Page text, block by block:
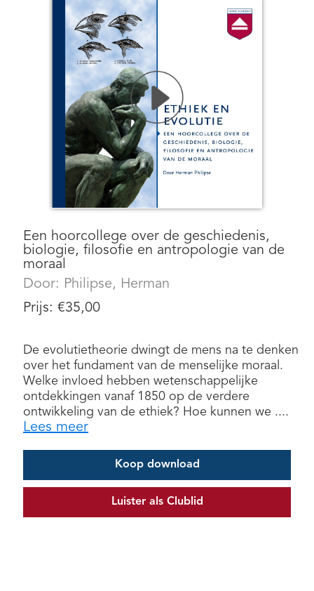
Een hoorcollege over de geschiedenis,
biologie, filosofie en antropologie van de
moraal
Door: Philipse, Herman
Prijs: €35,00
De evolutietheorie dwingt de mens na te denken
over het fundament van de menselijke moraal.
Welke invloed hebben wetenschappelijke
ontdekkingen vanaf 1850 op de verdere
ontwikkeling van de ethiek? Hoe kunnen we ....
Lees meer
Koop download
Luister als Clublid